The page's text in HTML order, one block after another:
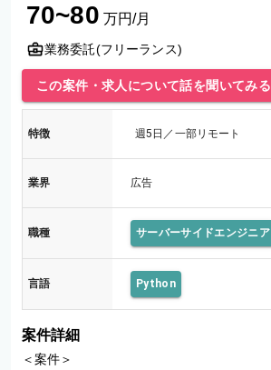
70~80 万円/月
業務委託(フリーランス)
この案件・求人について話を聞いてみる
特徴 週5日／一部リモート
業界 広告
職種 サーバーサイドエンジニア
言語 Python
案件詳細
＜案件＞